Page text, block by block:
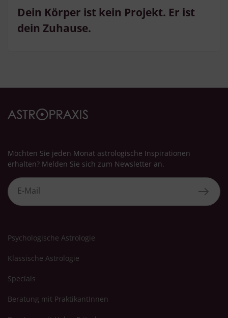
Dein Körper ist kein Projekt. Er ist
dein Zuhause.
Möchten Sie jeden Monat astrologische Inspirationen
erhalten? Melden Sie sich zum Newsletter an.
Psychologische Astrologie
Klassische Astrologie
Specials
Beratung mit PraktikantInnen